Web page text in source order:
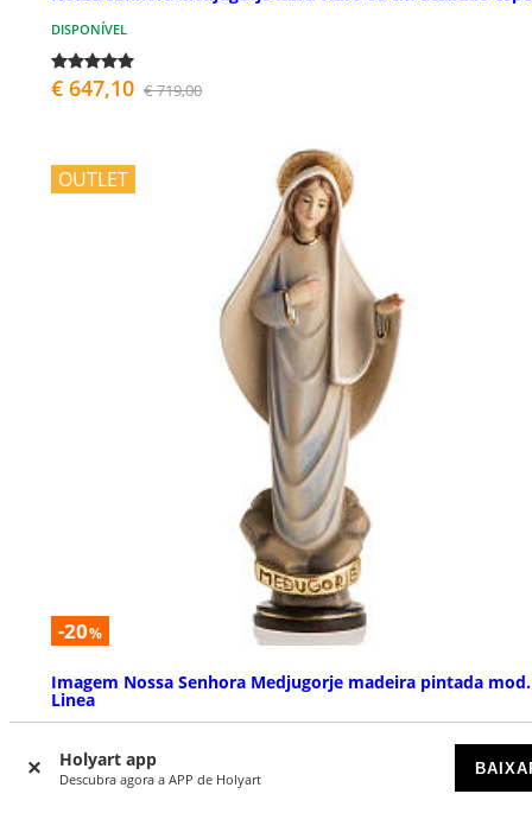
Holyart app
Descubra agora a APP de Holyart
DISPONÍVEL
€ 647,10 € 719,00
OUTLET
-20%
Imagem Nossa Senhora Medjugorje madeira pintada mod.
Linea
€ 159,00